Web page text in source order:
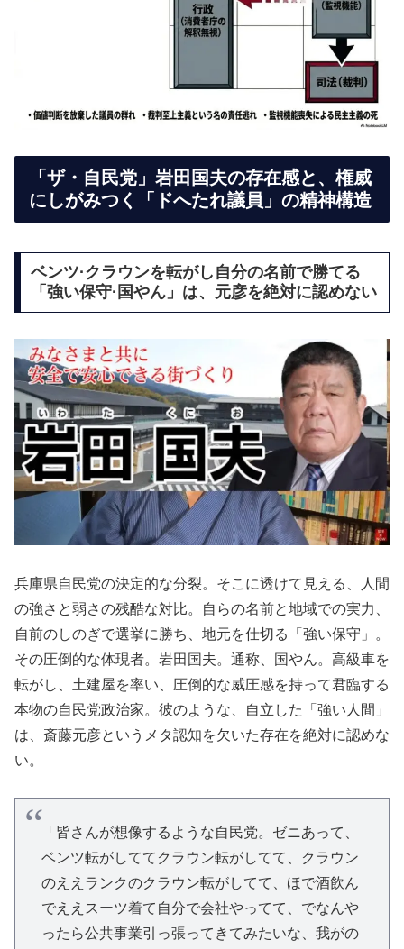
「ザ・自民党」岩田国夫の存在感と、権威
にしがみつく「ドへたれ議員」の精神構造
ベンツ·クラウンを転がし自分の名前で勝てる
「強い保守·国やん」は、元彦を絶対に認めない
兵庫県自民党の決定的な分裂。そこに透けて見える、人間
の強さと弱さの残酷な対比。自らの名前と地域での実力、
自前のしのぎで選挙に勝ち、地元を仕切る「強い保守」。
その圧倒的な体現者。岩田国夫。通称、国やん。高級車を
転がし、土建屋を率い、圧倒的な威圧感を持って君臨する
本物の自民党政治家。彼のような、自立した「強い人間」
は、斎藤元彦というメタ認知を欠いた存在を絶対に認めな
い。
「皆さんが想像するような自民党。ゼニあって、
ベンツ転がしててクラウン転がしてて、クラウン
のええランクのクラウン転がしてて、ほで酒飲ん
でええスーツ着て自分で会社やってて、でなんや
ったら公共事業引っ張ってきてみたいな、我がの